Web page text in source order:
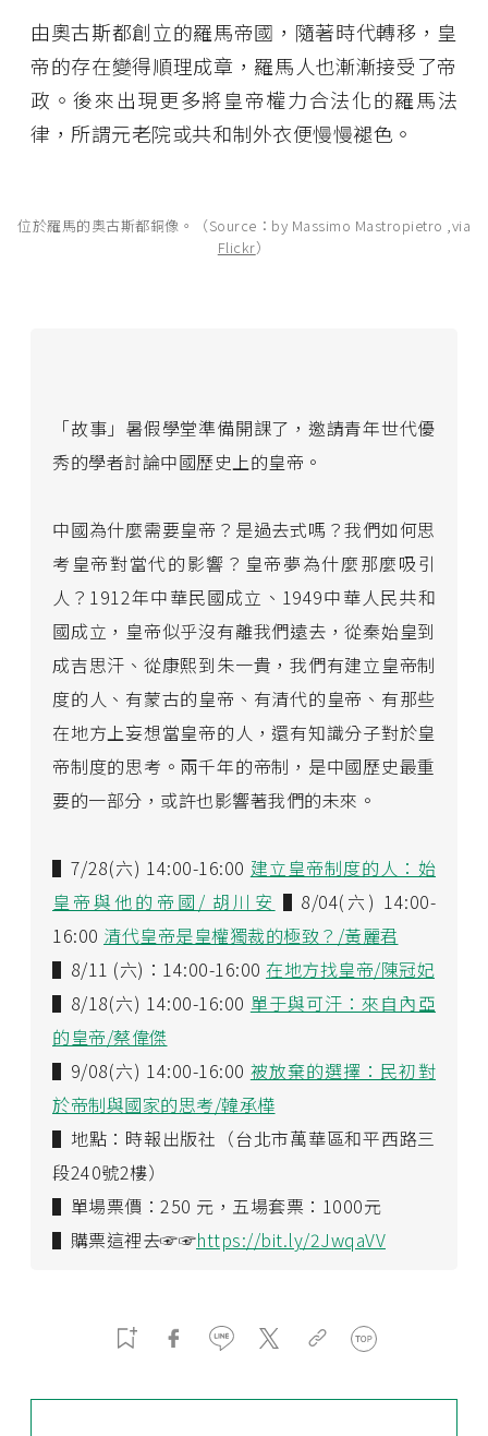
由奧古斯都創立的羅馬帝國，隨著時代轉移，皇
帝的存在變得順理成章，羅馬人也漸漸接受了帝
政。後來出現更多將皇帝權力合法化的羅馬法
律，所謂元老院或共和制外衣便慢慢褪色。
位於羅馬的奧古斯都銅像。（Source：by Massimo Mastropietro ,via
Flickr）
「故事」暑假學堂準備開課了，邀請青年世代優
秀的學者討論中國歷史上的皇帝。
中國為什麼需要皇帝？是過去式嗎？我們如何思
考皇帝對當代的影響？皇帝夢為什麼那麼吸引
人？1912年中華民國成立、1949中華人民共和
國成立，皇帝似乎沒有離我們遠去，從秦始皇到
成吉思汗、從康熙到朱一貴，我們有建立皇帝制
度的人、有蒙古的皇帝、有清代的皇帝、有那些
在地方上妄想當皇帝的人，還有知識分子對於皇
帝制度的思考。兩千年的帝制，是中國歷史最重
要的一部分，或許也影響著我們的未來。
▌7/28(六) 14:00-16:00 建立皇帝制度的人：始
皇帝與他的帝國/ 胡川安 ▌8/04(六) 14:00-
16:00 清代皇帝是皇權獨裁的極致？/黃麗君
▌8/11 (六)：14:00-16:00 在地方找皇帝/陳冠妃
▌8/18(六) 14:00-16:00 單于與可汗：來自內亞
的皇帝/蔡偉傑
▌9/08(六) 14:00-16:00 被放棄的選擇：民初對
於帝制與國家的思考/韓承樺
▌地點：時報出版社（台北市萬華區和平西路三
段240號2樓）
▌單場票價：250 元，五場套票：1000元
▌購票這裡去☞☞https://bit.ly/2JwqaVV